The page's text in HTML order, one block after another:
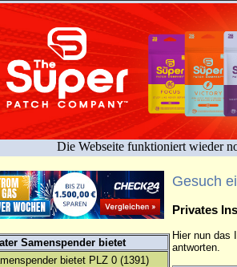
Die Webseite funktioniert wieder
Samenspender bietet
bietet PLZ 0 (1391)
Gesuch
Privates
Hier nun das
antworten.